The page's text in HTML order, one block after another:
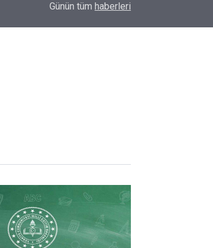
Yönlendiriyor?
Günün tüm haberleri